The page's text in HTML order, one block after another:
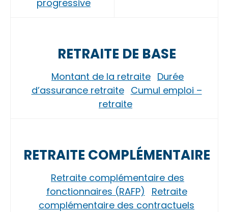
progressive
RETRAITE DE BASE
Montant de la retraite Durée
d’assurance retraite Cumul emploi –
retraite
RETRAITE COMPLÉMENTAIRE
Retraite complémentaire des
fonctionnaires (RAFP)
Retraite
complémentaire des contractuels